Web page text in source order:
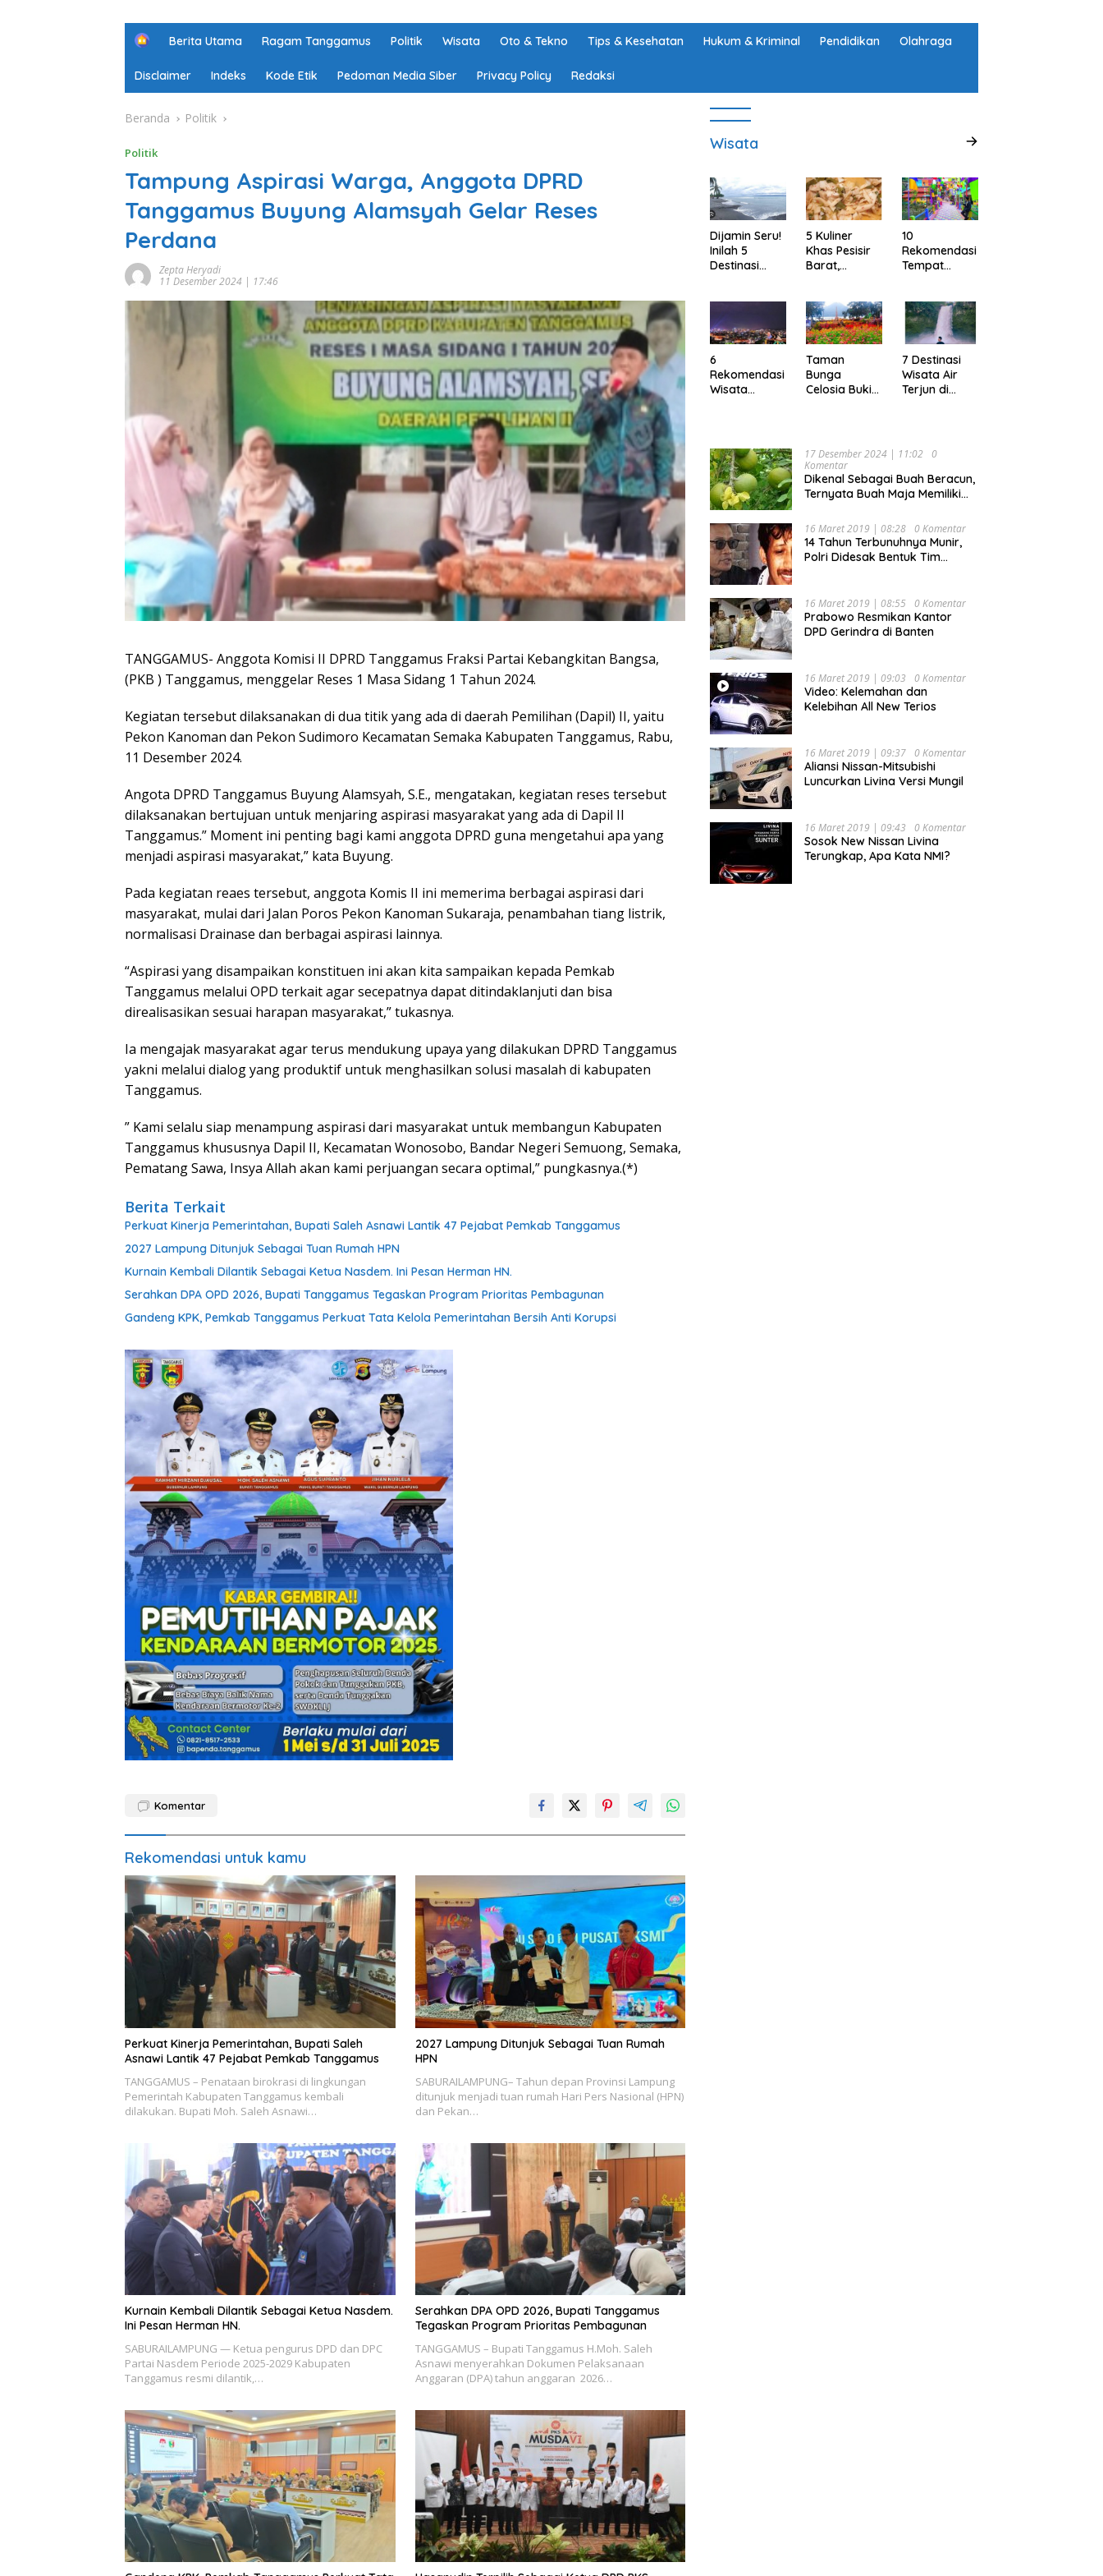
H
m
e
Berita Utama Ragam Tanggamus Politik Wisata Oto & Tekno Tips & Kesehatan Hukum & Kriminal Pendidikan Olahraga
Disclaimer Indeks Kode Etik Pedoman Media Siber Privacy Policy Redaksi
Beranda Politik
Politik
Tampung Aspirasi Warga, Anggota DPRD
Tanggamus Buyung Alamsyah Gelar Reses
Perdana
Zepta Heryadi
11 Desember 2024 | 17:46
TANGGAMUS- Anggota Komisi II DPRD Tanggamus Fraksi Partai Kebangkitan Bangsa,
(PKB ) Tanggamus, menggelar Reses 1 Masa Sidang 1 Tahun 2024.
Kegiatan tersebut dilaksanakan di dua titik yang ada di daerah Pemilihan (Dapil) II, yaitu
Pekon Kanoman dan Pekon Sudimoro Kecamatan Semaka Kabupaten Tanggamus, Rabu,
11 Desember 2024.
Angota DPRD Tanggamus Buyung Alamsyah, S.E., mengatakan, kegiatan reses tersebut
dilaksanakan bertujuan untuk menjaring aspirasi masyarakat yang ada di Dapil II
Tanggamus.” Moment ini penting bagi kami anggota DPRD guna mengetahui apa yang
menjadi aspirasi masyarakat,” kata Buyung.
Pada kegiatan reaes tersebut, anggota Komis II ini memerima berbagai aspirasi dari
masyarakat, mulai dari Jalan Poros Pekon Kanoman Sukaraja, penambahan tiang listrik,
normalisasi Drainase dan berbagai aspirasi lainnya.
“Aspirasi yang disampaikan konstituen ini akan kita sampaikan kepada Pemkab
Tanggamus melalui OPD terkait agar secepatnya dapat ditindaklanjuti dan bisa
direalisasikan sesuai harapan masyarakat,” tukasnya.
Ia mengajak masyarakat agar terus mendukung upaya yang dilakukan DPRD Tanggamus
yakni melalui dialog yang produktif untuk menghasilkan solusi masalah di kabupaten
Tanggamus.
” Kami selalu siap menampung aspirasi dari masyarakat untuk membangun Kabupaten
Tanggamus khususnya Dapil II, Kecamatan Wonosobo, Bandar Negeri Semuong, Semaka,
Pematang Sawa, Insya Allah akan kami perjuangan secara optimal,” pungkasnya.(*)
Berita Terkait
Perkuat Kinerja Pemerintahan, Bupati Saleh Asnawi Lantik 47 Pejabat Pemkab Tanggamus
2027 Lampung Ditunjuk Sebagai Tuan Rumah HPN
Kurnain Kembali Dilantik Sebagai Ketua Nasdem. Ini Pesan Herman HN.
Serahkan DPA OPD 2026, Bupati Tanggamus Tegaskan Program Prioritas Pembagunan
Gandeng KPK, Pemkab Tanggamus Perkuat Tata Kelola Pemerintahan Bersih Anti Korupsi
Komentar
Rekomendasi untuk kamu
Perkuat Kinerja Pemerintahan, Bupati Saleh
Asnawi Lantik 47 Pejabat Pemkab Tanggamus
TANGGAMUS – Penataan birokrasi di lingkungan
Pemerintah Kabupaten Tanggamus kembali
dilakukan. Bupati Moh. Saleh Asnawi…
2027 Lampung Ditunjuk Sebagai Tuan Rumah
HPN
SABURAILAMPUNG– Tahun depan Provinsi Lampung
ditunjuk menjadi tuan rumah Hari Pers Nasional (HPN)
dan Pekan…
Kurnain Kembali Dilantik Sebagai Ketua Nasdem.
Ini Pesan Herman HN.
SABURAILAMPUNG — Ketua pengurus DPD dan DPC
Partai Nasdem Periode 2025-2029 Kabupaten
Tanggamus resmi dilantik,…
Serahkan DPA OPD 2026, Bupati Tanggamus
Tegaskan Program Prioritas Pembagunan
TANGGAMUS – Bupati Tanggamus H.Moh. Saleh
Asnawi menyerahkan Dokumen Pelaksanaan
Anggaran (DPA) tahun anggaran 2026…
Wisata
Dijamin Seru!
Inilah 5
Destinasi
Lampung
5 Kuliner
Khas Pesisir
Barat,
Kamu Coba,
Dijamin Enak
10
Rekomendasi
Tempat
Ikonik di
Semarang
untuk Liburan
di Akhir
Pekan
6
Rekomendasi
Wisata
Healing
Taman
Bunga
Celosia Bukit
untuk Liburan
Keluarga
7 Destinasi
Wisata Air
Terjun di
Panorama
Mempesona
17 Desember 2024 | 11:02
0
Komentar
Dikenal Sebagai Buah Beracun,
Ternyata Buah Maja Memiliki
Kesehatan
16 Maret 2019 | 08:28 0 Komentar
14 Tahun Terbunuhnya Munir,
Polri Didesak Bentuk Tim
16 Maret 2019 | 08:55 0 Komentar
Prabowo Resmikan Kantor
DPD Gerindra di Banten
16 Maret 2019 | 09:03 0 Komentar
Video: Kelemahan dan
Kelebihan All New Terios
16 Maret 2019 | 09:37 0 Komentar
Aliansi Nissan-Mitsubishi
Luncurkan Livina Versi Mungil
16 Maret 2019 | 09:43 0 Komentar
Sosok New Nissan Livina
Terungkap, Apa Kata NMI?